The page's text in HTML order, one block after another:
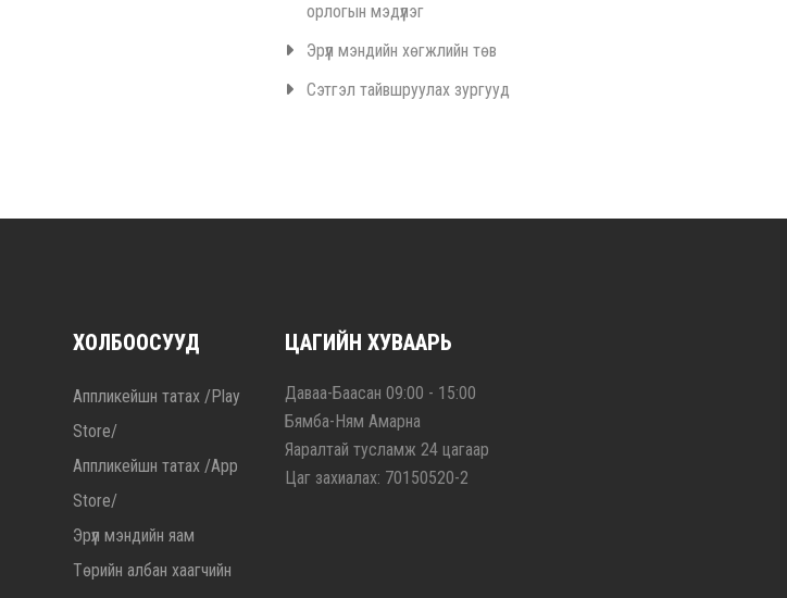
орлогын мэдүүлэг
Эрүүл мэндийн хөгжлийн төв
Сэтгэл тайвшруулах зургууд
ХОЛБООСУУД
Аппликейшн татах /Play
Store/
Аппликейшн татах /App
Store/
Эрүүл мэндийн яам
Төрийн албан хаагчийн
ЦАГИЙН ХУВААРЬ
Даваа-Баасан 09:00 - 15:00
Бямба-Ням Амарна
Яаралтай тусламж 24 цагаар
Цаг захиалах: 70150520-2